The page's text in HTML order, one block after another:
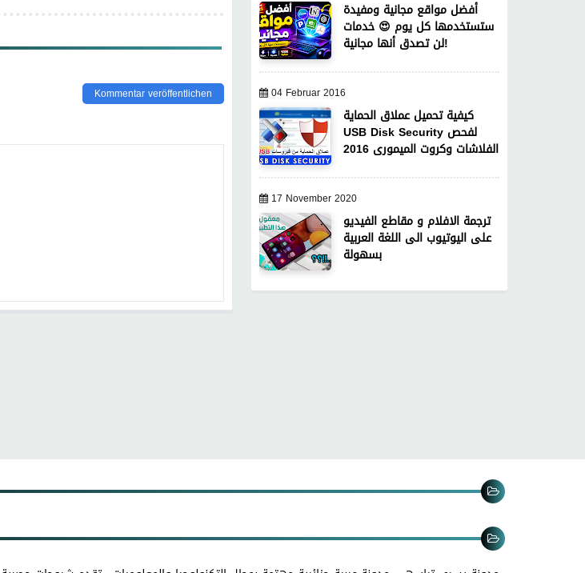
Kommentar veröffentlichen
أفضل مواقع مجانية ومفيدة
ستستخدمها كل يوم 😍 خدمات
لن تصدق أنها مجانية!
04 Februar 2016
كيفية تحميل عملاق الحماية
USB Disk Security لفحص
الفلاشات وكروت الميمورى 2016
17 November 2020
ترجمة الافلام و مقاطع الفيديو
على اليوتيوب الى اللغة العربية
بسهولة